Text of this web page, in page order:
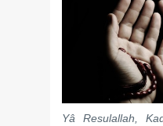
Yâ Resulallah,